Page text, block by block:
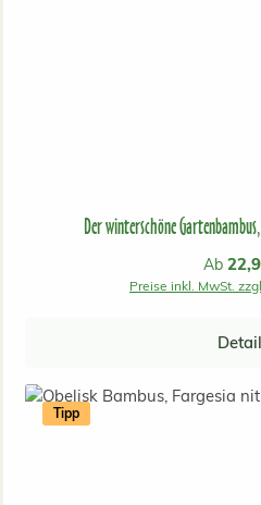
Der winterschöne
Ab
Preise inkl. MwSt.
Tipp